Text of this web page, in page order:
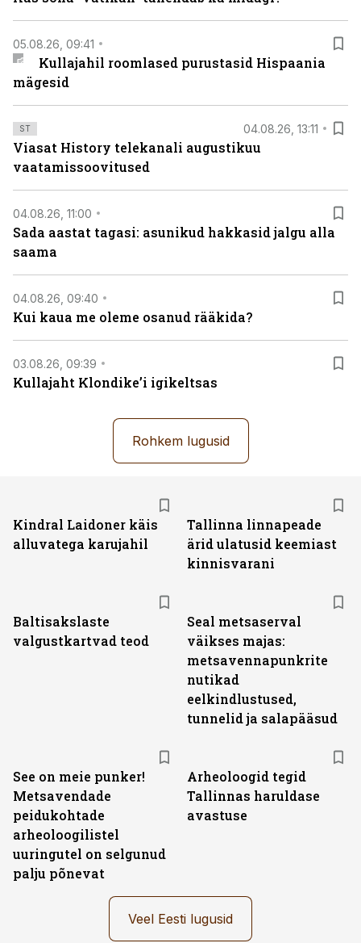
05.08.26, 09:41
Kullajahil roomlased purustasid Hispaania
mägesid
ST 04.08.26, 13:11
Viasat History telekanali augustikuu
vaatamissoovitused
04.08.26, 11:00
Sada aastat tagasi: asunikud hakkasid jalgu alla
saama
04.08.26, 09:40
Kui kaua me oleme osanud rääkida?
03.08.26, 09:39
Kullajaht Klondike’i igikeltsas
Rohkem lugusid
Kindral Laidoner käis
alluvatega karujahil
Tallinna linnapeade
ärid ulatusid keemiast
kinnisvarani
Baltisakslaste
valgustkartvad teod
Seal metsaserval
väikses majas:
metsavennapunkrite
nutikad
eelkindlustused,
tunnelid ja salapääsud
See on meie punker!
Metsavendade
peidukohtade
arheoloogilistel
uuringutel on selgunud
palju põnevat
Arheoloogid tegid
Tallinnas haruldase
avastuse
Veel Eesti lugusid